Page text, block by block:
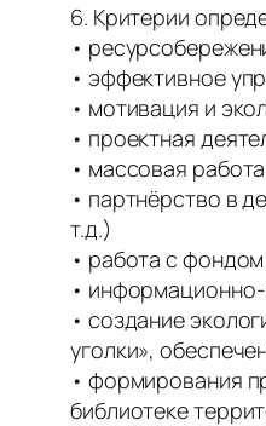
6. Критерии
•
• эффективное
• мотивация и
• проектная
• массовая
• партнёрство в
т.д.)
• работа с
• информационно-
• создание
уголки»,
• формирования
библиотеке